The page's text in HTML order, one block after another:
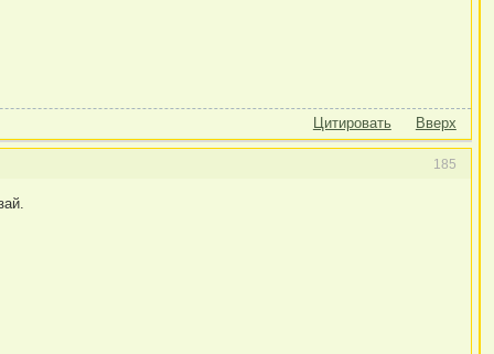
Цитировать Вверх
185